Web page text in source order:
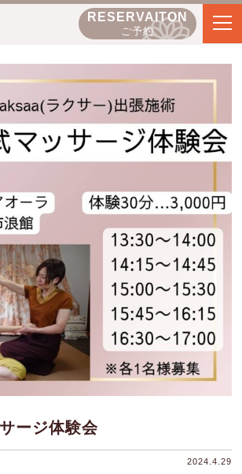
RESERVAITON
ご予約
ージ体験会
2024.4.29